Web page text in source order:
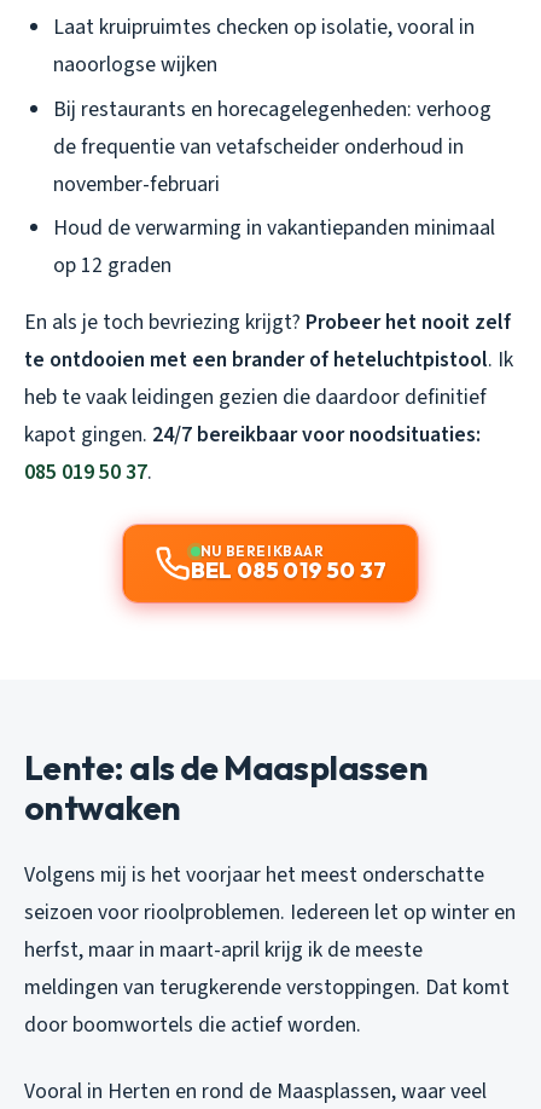
Laat kruipruimtes checken op isolatie, vooral in
naoorlogse wijken
Bij restaurants en horecagelegenheden: verhoog
de frequentie van vetafscheider onderhoud in
november-februari
Houd de verwarming in vakantiepanden minimaal
op 12 graden
En als je toch bevriezing krijgt? Probeer het nooit zelf
te ontdooien met een brander of heteluchtpistool. Ik
heb te vaak leidingen gezien die daardoor definitief
kapot gingen. 24/7 bereikbaar voor noodsituaties:
085 019 50 37.
NU BEREIKBAAR
BEL 085 019 50 37
Lente: als de Maasplassen
ontwaken
Volgens mij is het voorjaar het meest onderschatte
seizoen voor rioolproblemen. Iedereen let op winter en
herfst, maar in maart-april krijg ik de meeste
meldingen van terugkerende verstoppingen. Dat komt
door boomwortels die actief worden.
Vooral in Herten en rond de Maasplassen, waar veel